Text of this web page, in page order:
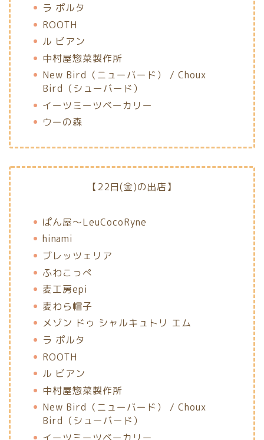
ラ ポルタ
ROOTH
ル ビアン
中村屋惣菜製作所
New Bird（ニューバード） / Choux
Bird（シューバード）
イーツミーツベーカリー
ウーの森
【22日(金)の出店】
ぱん屋〜LeuCocoRyne
hinami
ブレッツェリア
ふわこっぺ
麦工房epi
麦わら帽子
メゾン ドゥ シャルキュトリ エム
ラ ポルタ
ROOTH
ル ビアン
中村屋惣菜製作所
New Bird（ニューバード） / Choux
Bird（シューバード）